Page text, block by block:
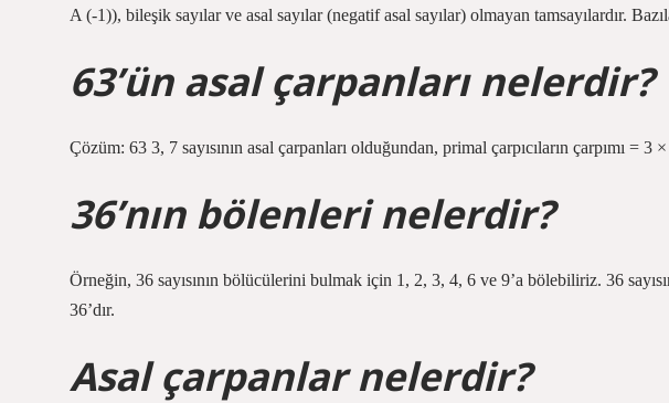
A (-1)), bileşik sayılar ve asal sayılar (negatif asal sayılar) olmayan tamsayılardır.
63’ün asal çarpanları nelerdir?
Çözüm: 63 3, 7 sayısının asal çarpanları olduğundan, primal çarpıcıların çarpımı = 3
36’nın bölenleri nelerdir?
Örneğin, 36 sayısının bölücülerini bulmak için 1, 2, 3, 4, 6 ve 9’a bölebiliriz. 36
36’dır.
Asal çarpanlar nelerdir?